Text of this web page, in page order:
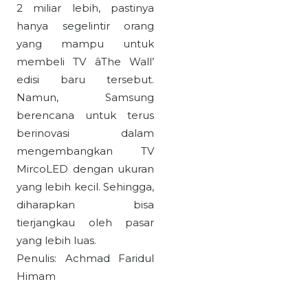
2 miliar lebih, pastinya
hanya segelintir orang
yang mampu untuk
membeli TV âThe Wall’
edisi baru tersebut.
Namun, Samsung
berencana untuk terus
berinovasi dalam
mengembangkan TV
MircoLED dengan ukuran
yang lebih kecil. Sehingga,
diharapkan bisa
tierjangkau oleh pasar
yang lebih luas.
Penulis: Achmad Faridul
Himam